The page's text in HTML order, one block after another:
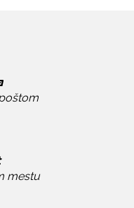
mestu